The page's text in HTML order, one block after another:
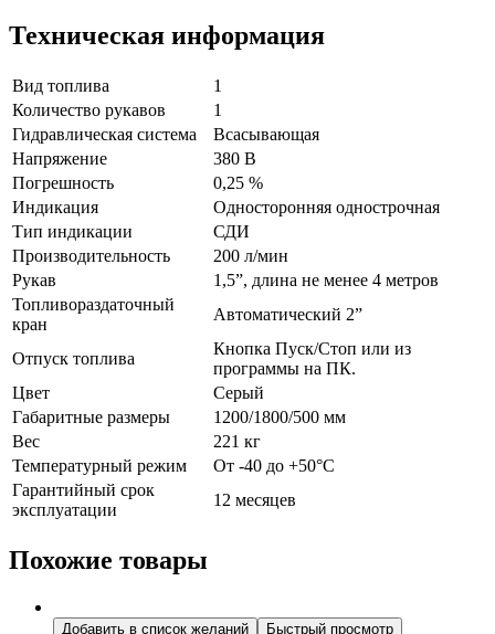
Техническая информация
Вид топлива
1
Количество рукавов
1
Гидравлическая система
Всасывающая
Напряжение
380 В
Погрешность
0,25 %
Индикация
Односторонняя однострочная
Тип индикации
СДИ
Производительность
200 л/мин
Рукав
1,5”, длина не менее 4 метров
Топливораздаточный
кран
Автоматический 2”
Отпуск топлива
Кнопка Пуск/Стоп или из
программы на ПК.
Цвет
Серый
Габаритные размеры
1200/1800/500 мм
Вес
221 кг
Температурный режим
От -40 до +50°С
Гарантийный срок
эксплуатации
12 месяцев
Похожие товары
Добавить в список желаний Быстрый просмотр